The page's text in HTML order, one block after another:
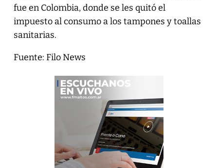
fue en Colombia, donde se les quitó el
impuesto al consumo a los tampones y toallas
sanitarias.
Fuente: Filo News